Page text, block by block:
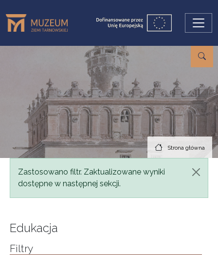
Strona główna
Komunikat
Zastosowano filtr. Zaktualizowane wyniki
dostępne w następnej sekcji.
Edukacja
Filtry